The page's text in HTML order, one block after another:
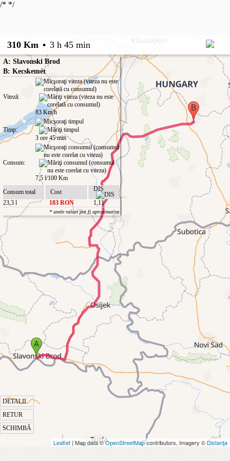
/* */
310 Km • 3 h 45 min
DETALII
RETUR
SCHIMBĂ
A: Slavonski Brod
B: Kecskemét
Viteză:
83 Km/h
Timp:
3 ore 45 min
Consum:
7,5 l/100 Km
Consum total
Cost
DIS
23,3 l
183 RON 1,11
* unele valori pot fi aproximative